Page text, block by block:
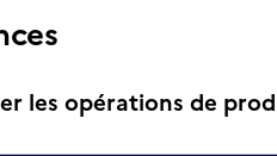
les opérations de